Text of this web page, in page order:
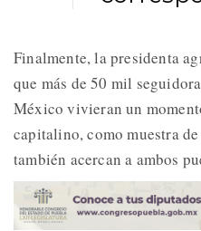
Finalmente, la presidenta
que más de 50 mil
México vivieran un
capitalino, como muestra
también acercan a ambos